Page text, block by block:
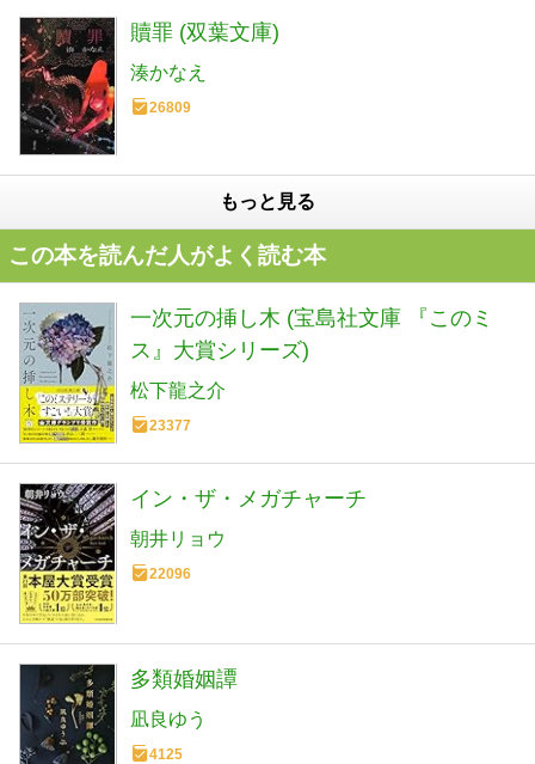
贖罪 (双葉文庫)
湊かなえ
26809
もっと見る
この本を読んだ人がよく読む本
一次元の挿し木 (宝島社文庫 『このミ
ス』大賞シリーズ)
松下龍之介
23377
イン・ザ・メガチャーチ
朝井リョウ
22096
多類婚姻譚
凪良ゆう
4125